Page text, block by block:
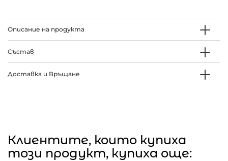
Описание на продукта
Състав
Доставка и Връщане
Клиентите, които купиха
този продукт, купиха още: